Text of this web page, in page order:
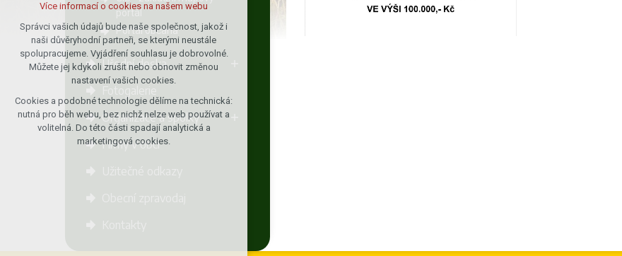
portál
Portál občana
Úřední deska
Organizace a spolky
Firmy v obci
analytická pro anonymizované
vyhodnocení návštěvnosti
marketingová cookies (Google)
Více informací o cookies na našem webu
Přijmout všechny cookies
Odmítnout vše
Více informací o cookies na našem webu
Správci vašich údajů bude naše společnost, jakož i
naši důvěryhodní partneři, se kterými neustále
spolupracujeme. Vyjádření souhlasu je dobrovolné.
Můžete jej kdykoli zrušit nebo obnovit změnou
nastavení vašich cookies.
Cookies a podobné technologie dělíme na technická:
nutná pro běh webu, bez nichž nelze web používat a
volitelná. Do této části spadají analytická a
marketingová cookies.